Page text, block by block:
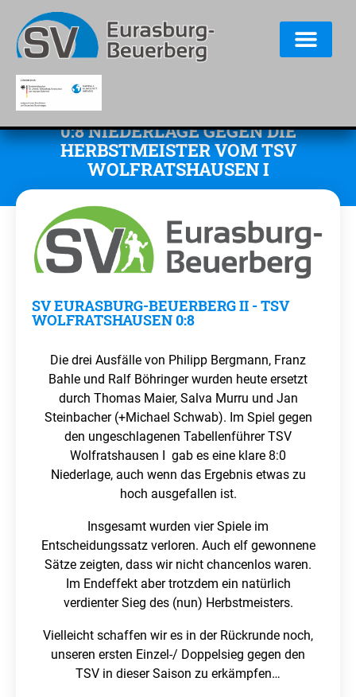
0:8 NIEDERLAGE GEGEN DIE
HERBSTMEISTER VOM TSV
WOLFRATSHAUSEN I
SV EURASBURG-BEUERBERG II - TSV
WOLFRATSHAUSEN 0:8
Die drei Ausfälle von Philipp Bergmann, Franz
Bahle und Ralf Böhringer wurden heute ersetzt
durch Thomas Maier, Salva Murru und Jan
Steinbacher (+Michael Schwab). Im Spiel gegen
den ungeschlagenen Tabellenführer TSV
Wolfratshausen I gab es eine klare 8:0
Niederlage, auch wenn das Ergebnis etwas zu
hoch ausgefallen ist.
Insgesamt wurden vier Spiele im
Entscheidungssatz verloren. Auch elf gewonnene
Sätze zeigten, dass wir nicht chancenlos waren.
Im Endeffekt aber trotzdem ein natürlich
verdienter Sieg des (nun) Herbstmeisters.
Vielleicht schaffen wir es in der Rückrunde noch,
unseren ersten Einzel-/ Doppelsieg gegen den
TSV in dieser Saison zu erkämpfen…